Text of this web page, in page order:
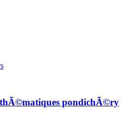
pondichÃ©ry